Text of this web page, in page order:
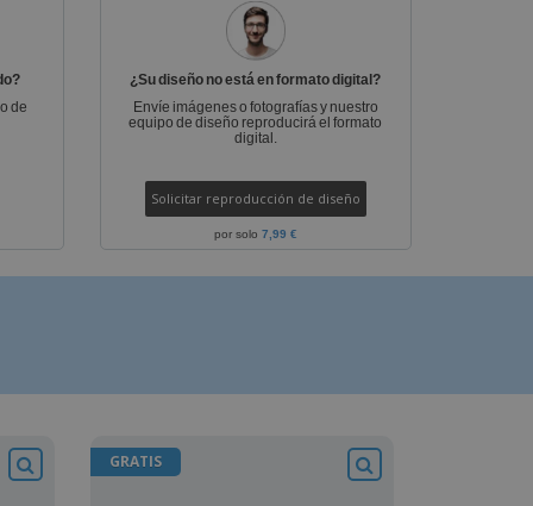
de
¿Su diseño no está en formato digital?
Envíe imágenes o fotografías y nuestro
equipo de diseño reproducirá el formato
digital.
Solicitar reproducción de diseño
por solo 7,99 €
GRATIS